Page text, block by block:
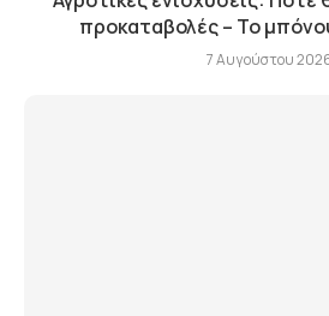
προκαταβολές – Το
7 Αυγούστου